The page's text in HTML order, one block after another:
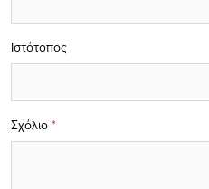
Σχόλιο *
Ιστότοπος